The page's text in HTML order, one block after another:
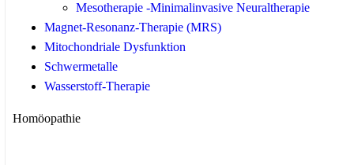
Mesotherapie -Minimalinvasive Neuraltherapie
Magnet-Resonanz-Therapie (MRS)
Mitochondriale Dysfunktion
Schwermetalle
Wasserstoff-Therapie
Homöopathie